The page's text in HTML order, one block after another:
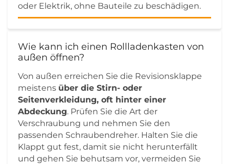
oder Elektrik, ohne Bauteile zu beschädigen.
Wie kann ich einen Rollladenkasten von
außen öffnen?
Von außen erreichen Sie die Revisionsklappe
meistens über die Stirn- oder
Seitenverkleidung, oft hinter einer
Abdeckung. Prüfen Sie die Art der
Verschraubung und nehmen Sie den
passenden Schraubendreher. Halten Sie die
Klappt gut fest, damit sie nicht herunterfällt
und gehen Sie behutsam vor, vermeiden Sie